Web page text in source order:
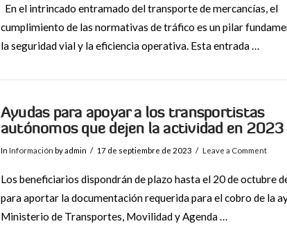
En el intrincado entramado del transporte de mercancías, el
cumplimiento de las normativas de tráfico es un pilar
la seguridad vial y la eficiencia operativa. Esta entrada …
Ayudas para apoyar a los transportistas
autónomos que dejen la actividad en 2023
In Información by admin 17 de septiembre de 2023 Leave a Comment
Los beneficiarios dispondrán de plazo hasta el 20 de octubre
para aportar la documentación requerida para el cobro de la
Ministerio de Transportes, Movilidad y Agenda …